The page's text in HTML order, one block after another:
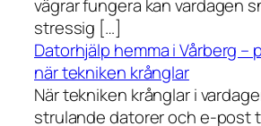
vägrar fungera kan vardagen
stressig […]
Datorhjälp hemma i Vårberg
när tekniken krånglar
När tekniken krånglar i
strulande datorer och e-post